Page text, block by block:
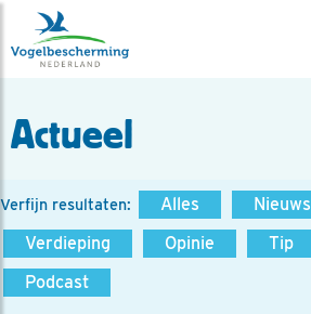
Actueel
Verfijn resultaten: Alles Nieuws
Verdieping
Opinie Tip
Podcast